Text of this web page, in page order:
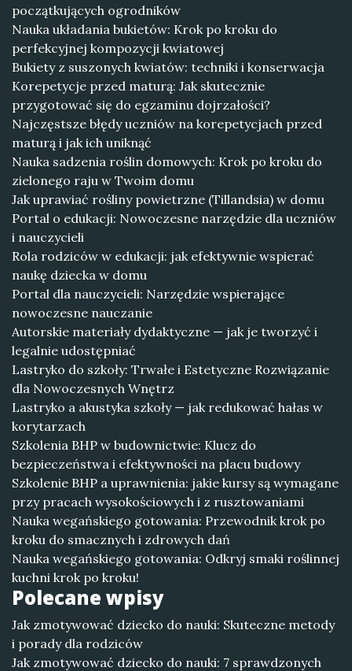
początkujących ogrodników
Nauka układania bukietów: Krok po kroku do
perfekcyjnej kompozycji kwiatowej
Bukiety z suszonych kwiatów: techniki i konserwacja
Korepetycje przed maturą: Jak skutecznie
przygotować się do egzaminu dojrzałości?
Najczęstsze błędy uczniów na korepetycjach przed
maturą i jak ich uniknąć
Nauka sadzenia roślin domowych: Krok po kroku do
zielonego raju w Twoim domu
Jak uprawiać rośliny powietrzne (Tillandsia) w domu
Portal o edukacji: Nowoczesne narzędzie dla uczniów
i nauczycieli
Rola rodziców w edukacji: jak efektywnie wspierać
naukę dziecka w domu
Portal dla nauczycieli: Narzędzie wspierające
nowoczesne nauczanie
Autorskie materiały dydaktyczne — jak je tworzyć i
legalnie udostępniać
Lastryko do szkoły: Trwałe i Estetyczne Rozwiązanie
dla Nowoczesnych Wnętrz
Lastryko a akustyka szkoły — jak redukować hałas w
korytarzach
Szkolenia BHP w budownictwie: Klucz do
bezpieczeństwa i efektywności na placu budowy
Szkolenie BHP a uprawnienia: jakie kursy są wymagane
przy pracach wysokościowych i z rusztowaniami
Nauka wegańskiego gotowania: Przewodnik krok po
kroku do smacznych i zdrowych dań
Nauka wegańskiego gotowania: Odkryj smaki roślinnej
kuchni krok po kroku!
Polecane wpisy
Jak zmotywować dziecko do nauki: Skuteczne metody
i porady dla rodziców
Jak zmotywować dziecko do nauki: 7 sprawdzonych